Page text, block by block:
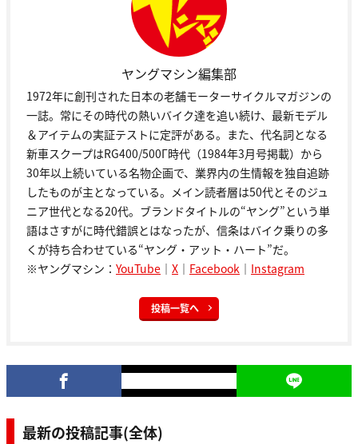
ヤングマシン編集部
1972年に創刊された日本の老舗モーターサイクルマガジンの
一誌。常にその時代の熱いバイク達を追い続け、最新モデル
＆アイテムの実証テストに定評がある。また、代名詞となる
新車スクープはRG400/500Γ時代（1984年3月号掲載）から
30年以上続いている名物企画で、業界内の生情報を独自追跡
したものが主となっている。メイン読者層は50代とそのジュ
ニア世代となる20代。ブランドタイトルの“ヤング”という単
語はさすがに時代錯誤とはなったが、信条はバイク乗りの多
くが持ち合わせている“ヤング・アット・ハート”だ。
※ヤングマシン： YouTube ｜ X ｜ Facebook ｜ Instagram
投稿一覧へ
最新の投稿記事(全体)